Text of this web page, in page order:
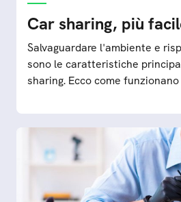
Car sharing, più
Salvaguardare l'ambiente e
sono le caratteristiche
sharing. Ecco come funzionano